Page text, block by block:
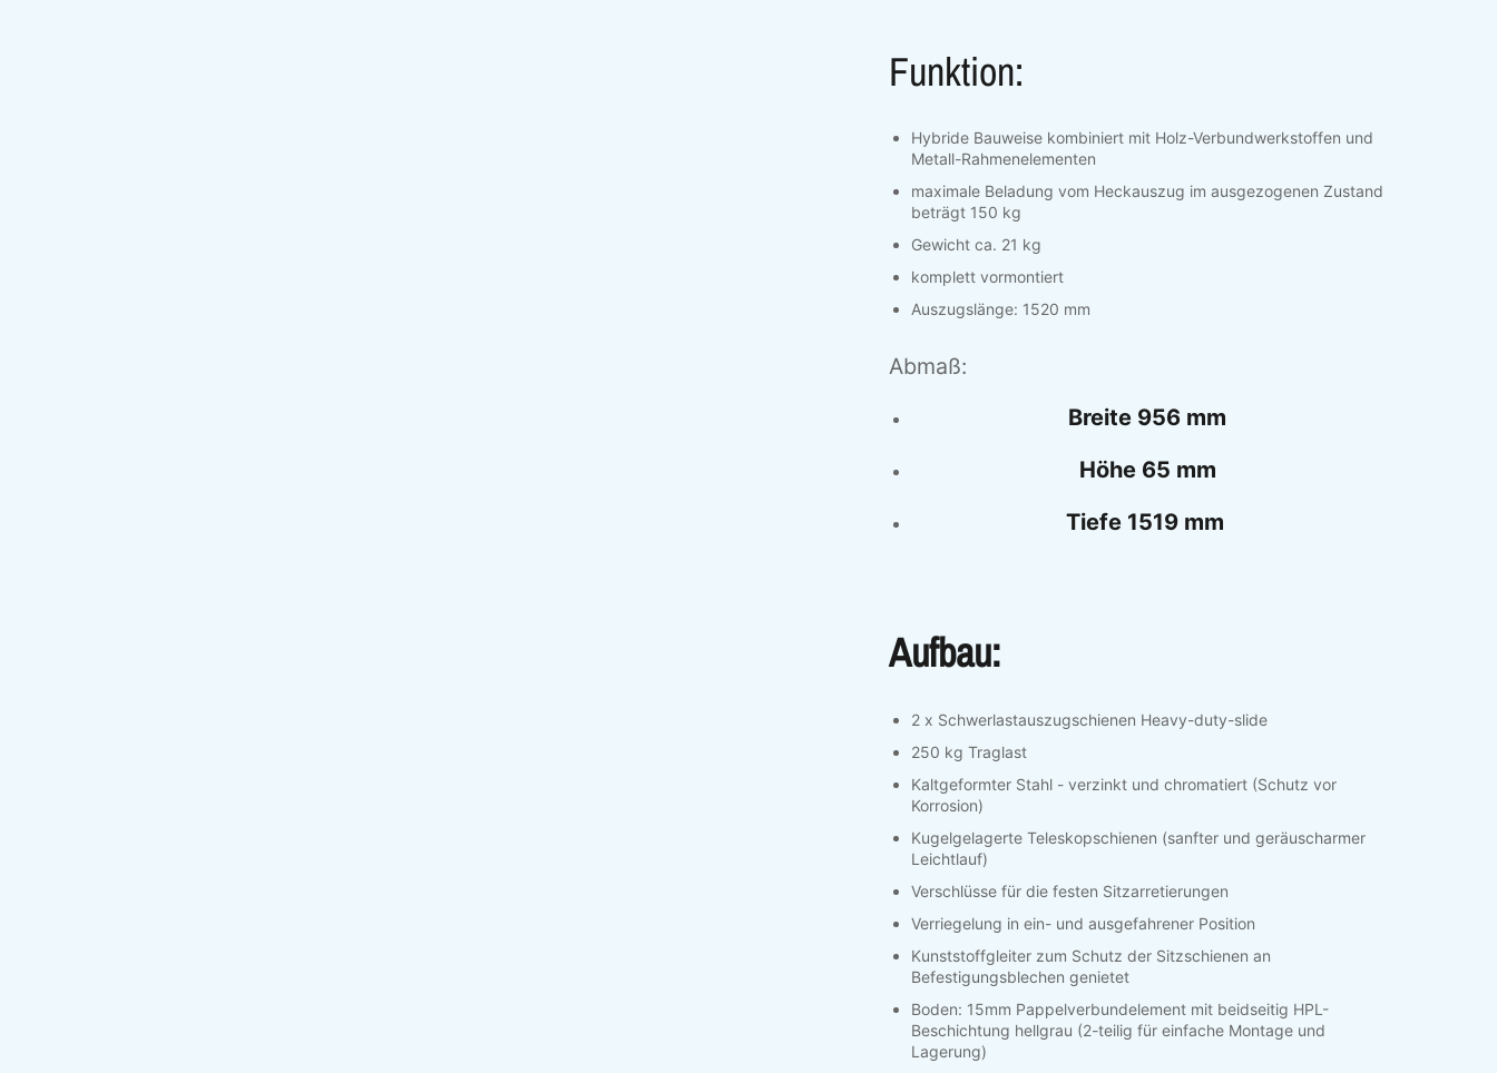
Funktion:
Hybride Bauweise kombiniert mit Holz-Verbundwerkstoffen und
Metall-Rahmenelementen
maximale Beladung vom Heckauszug im ausgezogenen Zustand
beträgt 150 kg
Gewicht ca. 21 kg
komplett vormontiert
Auszugslänge: 1520 mm
Abmaß:
Breite 956 mm
Höhe 65 mm
Tiefe 1519 mm
Aufbau:
2 x Schwerlastauszugschienen Heavy-duty-slide
250 kg Traglast
Kaltgeformter Stahl - verzinkt und chromatiert (Schutz vor
Korrosion)
Kugelgelagerte Teleskopschienen (sanfter und geräuscharmer
Leichtlauf)
Verschlüsse für die festen Sitzarretierungen
Verriegelung in ein- und ausgefahrener Position
Kunststoffgleiter zum Schutz der Sitzschienen an
Befestigungsblechen genietet
Boden: 15mm Pappelverbundelement mit beidseitig HPL-
Beschichtung hellgrau (2-teilig für einfache Montage und
Lagerung)